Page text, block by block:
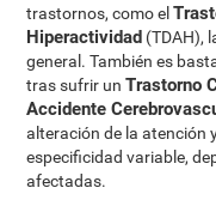
trastornos, como el
Hiperactividad (TDAH),
general. También es
tras sufrir unTrastorno
Accidente
alteración de la atención
especificidad variable,
afectadas.